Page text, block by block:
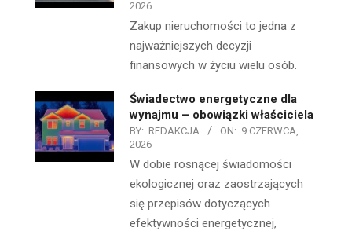
2026
Zakup nieruchomości to jedna z
najważniejszych decyzji
finansowych w życiu wielu osób.
Świadectwo energetyczne dla
wynajmu – obowiązki właściciela
BY: REDAKCJA ON: 9 CZERWCA,
2026
W dobie rosnącej świadomości
ekologicznej oraz zaostrzających
się przepisów dotyczących
efektywności energetycznej,